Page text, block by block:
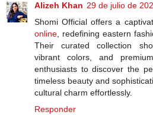
Alizeh Khan 29 de julio de
Shomi Official offers a
online, redefining eastern
Their curated collection
vibrant colors, and
enthusiasts to discover the
timeless beauty and
cultural charm effortlessly.
Responder